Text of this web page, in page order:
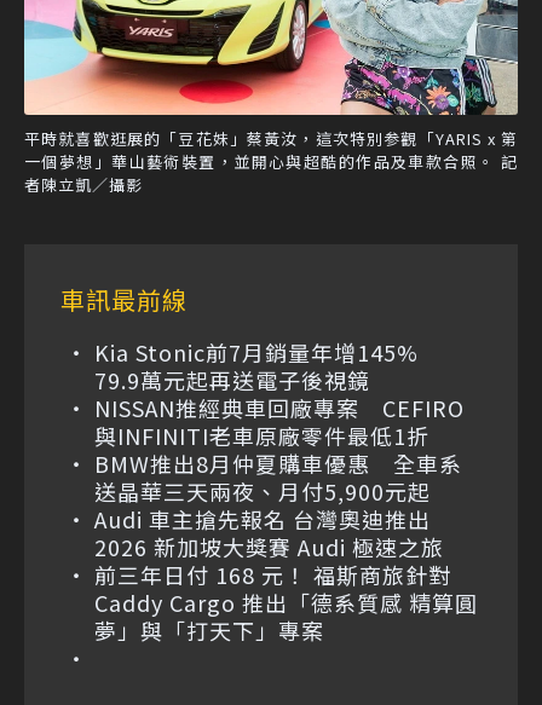
平時就喜歡逛展的「豆花妹」蔡黃汝，這次特別参觀「YARIS x 第
一個夢想」華山藝術裝置，並開心與超酷的作品及車款合照。 記
者陳立凱／攝影
車訊最前線
Kia Stonic前7月銷量年增145%
79.9萬元起再送電子後視鏡
NISSAN推經典車回廠專案 CEFIRO
與INFINITI老車原廠零件最低1折
BMW推出8月仲夏購車優惠 全車系
送晶華三天兩夜、月付5,900元起
Audi 車主搶先報名 台灣奧迪推出
2026 新加坡大獎賽 Audi 極速之旅
前三年日付 168 元！ 福斯商旅針對
Caddy Cargo 推出「德系質感 精算圓
夢」與「打天下」專案